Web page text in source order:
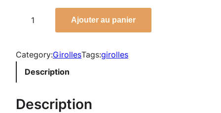
n
é
Ajouter au panier
Category:GirollesTags:girolles
Description
Description